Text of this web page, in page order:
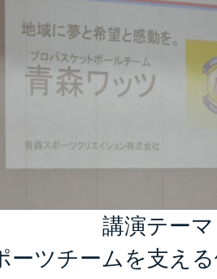
講演テーマ
ーツチームを支え